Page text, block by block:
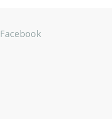
Facebook